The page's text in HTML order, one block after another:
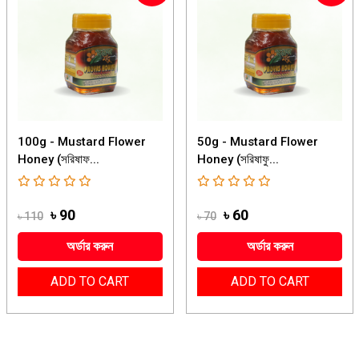
100g - Mustard Flower
Honey (সরিষাফ...
৳ 110 ৳ 90
অর্ডার করুন
ADD TO CART
50g - Mustard Flower
Honey (সরিষাফু...
৳ 70 ৳ 60
অর্ডার করুন
ADD TO CART